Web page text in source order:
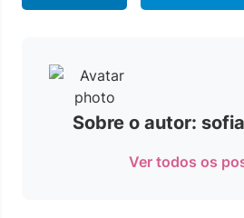
Sobre o autor:
Ver todos os